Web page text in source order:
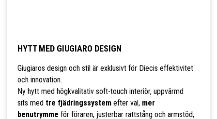
HYTT MED GIUGIARO DESIGN
Giugiaros design och stil är exklusivt för Diecis effektivitet
och innovation.
Ny hytt med högkvalitativ soft-touch interiör, uppvärmd
sits med tre fjädringssystemefter val, mer
benutrymme för föraren, justerbar rattstång och armstöd,